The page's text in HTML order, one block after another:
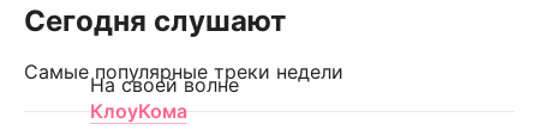
Сегодня слушают
Самые популярные треки недели
На своей волне
КлоуКома